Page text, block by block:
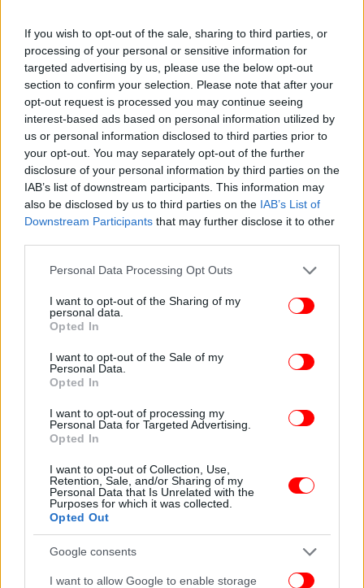
If you wish to opt-out of the sale, sharing to third parties, or
processing of your personal or sensitive information for
targeted advertising by us, please use the below opt-out
section to confirm your selection. Please note that after your
opt-out request is processed you may continue seeing
interest-based ads based on personal information utilized by
us or personal information disclosed to third parties prior to
your opt-out. You may separately opt-out of the further
disclosure of your personal information by third parties on the
IAB’s list of downstream participants. This information may
also be disclosed by us to third parties on the IAB’s List of
Downstream Participants that may further disclose it to other
Please note that this website/app uses one or more Google
not limited to your visit or usage behaviour. You may click to
grant or deny consent to Google and its third-party tags to
use your data for below specified purposes in below Google
consent section.
Personal Data Processing Opt Outs
I want to opt-out of the Sharing of my
personal data.
Opted In
I want to opt-out of the Sale of my
Personal Data.
Opted In
I want to opt-out of processing my
Personal Data for Targeted Advertising.
Opted In
I want to opt-out of Collection, Use,
Retention, Sale, and/or Sharing of my
Personal Data that Is Unrelated with the
Purposes for which it was collected.
Opted Out
Google consents
I want to allow Google to enable storage
λίγες ώρες μετά από έντονο καβγά που είχε η
μητέρα του με την 24χρονη, και μπορεί να ανοίξει
τον δρόμο για να διαπιστωθεί τι έχει συμβεί και με
τα υπόλοιπα τέσσερα μωράκια.
Πηγές στο iefimerida: Μέχρι τώρα φαίνεται πως κάτι
δεν πάει καλά
Αρμόδιες πηγέςμιλώντας στο iefimerida
εξηγούσαν πως «δεν σημαίνει ότι και οι 5 θάνατοι
προήλθαν από εγκληματική ενέργεια, μπορεί ένας,
μπορεί και κανένας. Αυτό ερευνάται. Πάντως μέχρι
τώρα φαίνεται πως κάτι δεν πάει καλά».